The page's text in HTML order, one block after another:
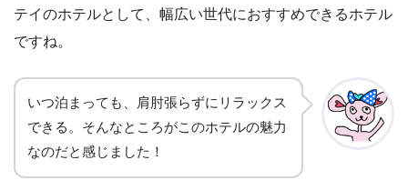
テイのホテルとして、幅広い世代におすすめできるホテル
ですね。
いつ泊まっても、肩肘張らずにリラックス
できる。そんなところがこのホテルの魅力
なのだと感じました！